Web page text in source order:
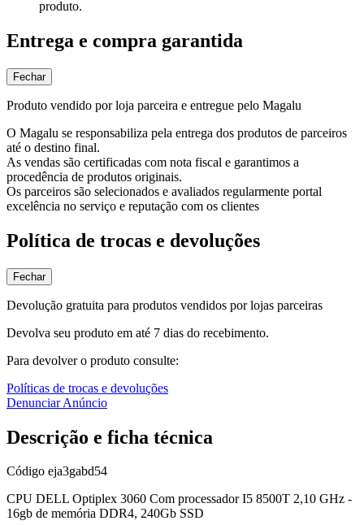
produto.
Entrega e compra garantida
Fechar
Produto vendido por loja parceira e entregue pelo Magalu
O Magalu se responsabiliza pela entrega dos produtos de parceiros
até o destino final.
As vendas são certificadas com nota fiscal e garantimos a
procedência de produtos originais.
Os parceiros são selecionados e avaliados regularmente portal
excelência no serviço e reputação com os clientes
Política de trocas e devoluções
Fechar
Devolução gratuita para produtos vendidos por lojas parceiras
Devolva seu produto em até 7 dias do recebimento.
Para devolver o produto consulte:
Políticas de trocas e devoluções
Denunciar Anúncio
Descrição e ficha técnica
Código eja3gabd54
CPU DELL Optiplex 3060 Com processador I5 8500T 2,10 GHz -
16gb de memória DDR4, 240Gb SSD